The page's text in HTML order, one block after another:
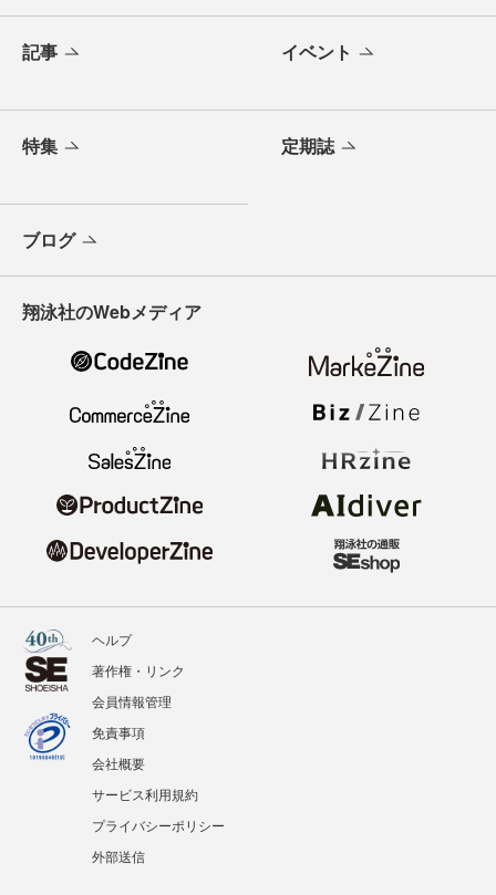
記事 イベント
特集 定期誌
ブログ
翔泳社のWebメディア
ヘルプ
著作権・リンク
会員情報管理
免責事項
会社概要
サービス利用規約
プライバシーポリシー
外部送信